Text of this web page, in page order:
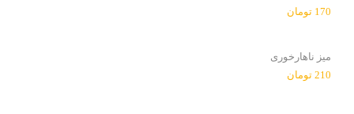
170 تومان
میز ناهارخوری
210 تومان